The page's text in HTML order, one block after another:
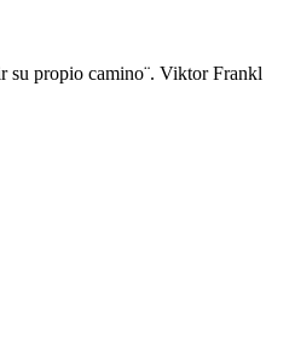
su propio camino¨. Viktor Frankl